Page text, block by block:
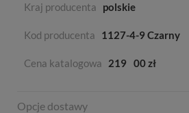
Kraj producenta polskie
Kod producenta 1127-4-9 Czarny
Cena katalogowa 219 00 zł
Opcje dostawy